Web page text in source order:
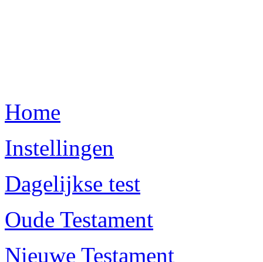
Home
Instellingen
Dagelijkse test
Oude Testament
Nieuwe Testament